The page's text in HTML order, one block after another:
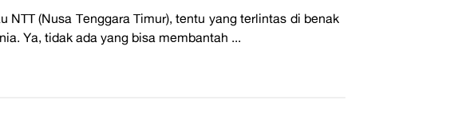
(Nusa Tenggara Timur), tentu yang terlintas di benak
Ya, tidak ada yang bisa membantah ...